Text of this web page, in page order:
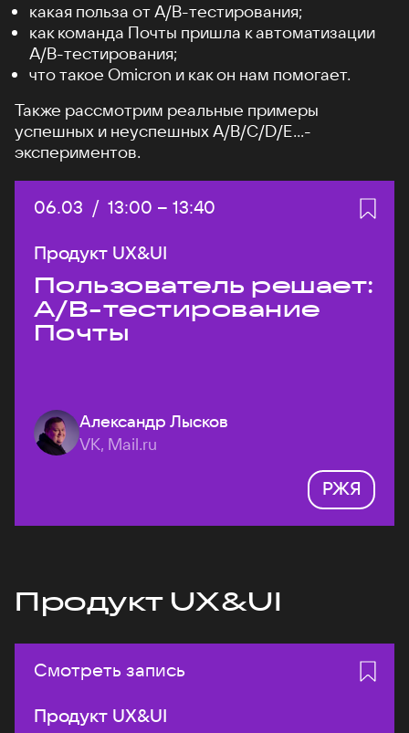
какая польза от А/B-тестирования;
как команда Почты пришла к автоматизации
A/B-тестирования;
что такое Omicron и как он нам помогает.
Также рассмотрим реальные примеры
успешных и неуспешных A/B/C/D/E...-
экспериментов.
Дата:
06.03 / Начало:
13:00 – Конец:
13:40
Продукт UX&UI
Пользователь решает:
A/B-тестирование
Почты
Александр Лысков
VK, Mail.ru
РЖЯ
Продукт UX&UI
Смотреть запись
Продукт UX&UI